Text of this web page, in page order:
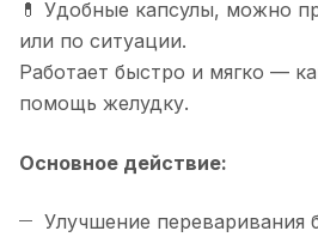
💊 Удобные капсулы, можно
или по ситуации.
Работает быстро и мягко —
помощь желудку.
Основное действие:
Улучшение переваривания